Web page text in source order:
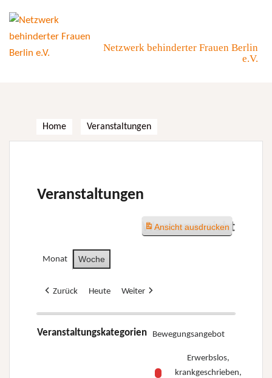
content
Netzwerk behinderter Frauen Berlin
e.V.
Home Veranstaltungen
Veranstaltungen
Wochenansicht
Monat Woche
Zurück Heute Weiter
Veranstaltungskategorien Bewegungsangebot
Erwerbslos,
krankgeschrieben,
Ansichtausdrucken